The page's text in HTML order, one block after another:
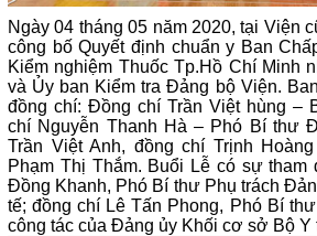
Ngày 04 tháng 05 năm 2020, tại Viện
công bố Quyết định chuẩn y Ban
Kiểm nghiệm Thuốc Tp.Hồ Chí Minh
và Ủy ban Kiểm tra Đảng bộ Viện.
đồng chí: Đồng chí Trần Việt hùng –
chí Nguyễn Thanh Hà – Phó Bí thư
Trần Việt Anh, đồng chí Trịnh
Phạm Thị Thắm. Buổi Lễ có sự
Đồng Khanh, Phó Bí thư Phụ trách
tế; đồng chí Lê Tấn Phong, Phó Bí
công tác của Đảng ủy Khối cơ sở Bộ Y